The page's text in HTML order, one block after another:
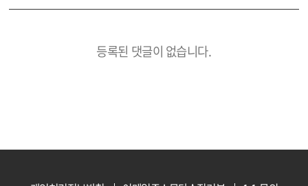
등록된 댓글이 없습니다.